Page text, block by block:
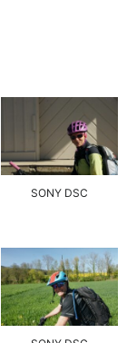
SONY DSC